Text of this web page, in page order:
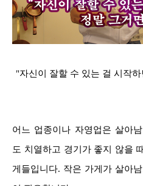
"자신이 잘할 수 있는 걸 시작
어느 업종이나 자영업은 살아
도 치열하고 경기가 좋지 않을
게들입니다. 작은 가게가 살아